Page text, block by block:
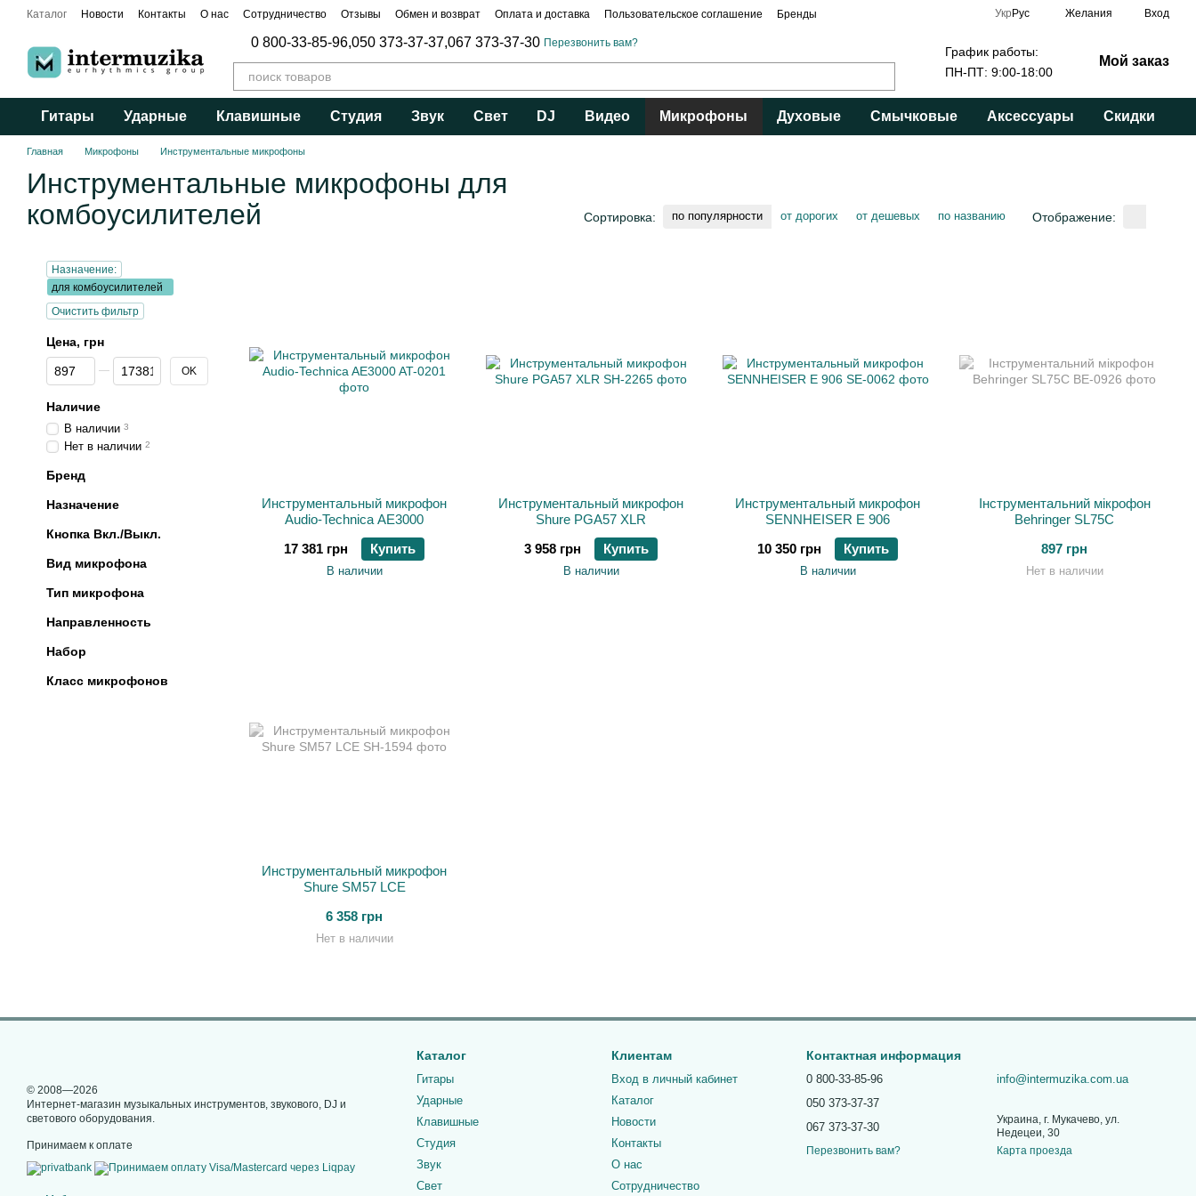
Перейти к основному контенту
Каталог Новости Контакты О нас Сотрудничество Отзывы Обмен и возврат Оплата и доставка Пользовательское соглашение
Бренды
Укр Рус Желания Вход
0 800-33-85-96,050 373-37-37,067 373-37-30 Перезвонить вам?
График работы:
ПН-ПТ: 9:00-18:00
Мой заказ
Гитары Ударные Клавишные Студия Звук Свет DJ Видео Микрофоны Духовые Смычковые Аксессуары Скидки
Главная Микрофоны Инструментальные микрофоны
Инструментальные микрофоны для
комбоусилителей
Сортировка: по популярности от дорогих от дешевых по названию Отображение:
Инструментальный микрофон
Audio-Technica AE3000
17 381 грн
Купить
В наличии
Инструментальный микрофон
Shure PGA57 XLR
3 958 грн
Купить
В наличии
Инструментальный микрофон
SENNHEISER E 906
10 350 грн
Купить
В наличии
Інструментальний мікрофон
Behringer SL75C
897 грн
Нет в наличии
Инструментальный микрофон
Shure SM57 LCE
6 358 грн
Нет в наличии
Назначение:
для комбоусилителей
Очистить фильтр
Цена, грн
От Цена, грн
До Цена, грн OK
Наличие
В наличии 3
Нет в наличии 2
Бренд
Назначение
Кнопка Вкл./Выкл.
Вид микрофона
Тип микрофона
Направленность
Набор
Класс микрофонов
© 2008—2026
Интернет-магазин музыкальных инструментов, звукового, DJ и
светового оборудования.
Принимаем к оплате
Каталог
Гитары
Ударные
Клавишные
Студия
Звук
Свет
Клиентам
Вход в личный кабинет
Каталог
Новости
Контакты
О нас
Сотрудничество
Контактная информация
0 800-33-85-96
050 373-37-37
067 373-37-30
Перезвонить вам?
info@intermuzika.com.ua
Украина, г. Мукачево, ул.
Недецеи, 30
Карта проезда